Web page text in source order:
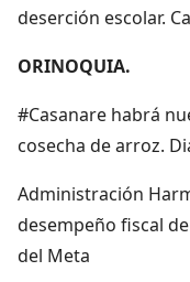
deserción escolar.
ORINOQUIA.
#Casanare habrá
cosecha de arroz.
Administración
desempeño fiscal
del Meta